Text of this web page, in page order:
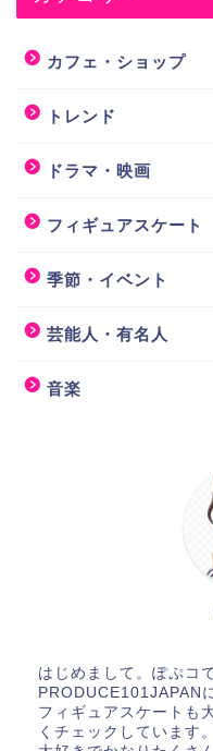
カフェ・ショップ
トレンド
ドラマ・映画
フィギュアスケート
季節・イベント
芸能人・有名人
音楽
はじめまして。ぽぷコ
PRODUCE101JAPAN
フィギュアスケートも
くチェックしています